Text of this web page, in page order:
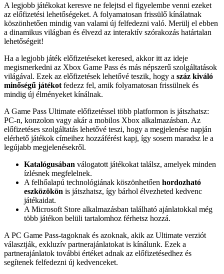
A legjobb játékokat keresve ne felejtsd el figyelembe venni ezeket
az előfizetési lehetőségeket. A folyamatosan frissülő kínálatnak
köszönhetően mindig van valami új felfedezni való. Merülj el ebben
a dinamikus világban és élvezd az interaktív szórakozás határtalan
lehetőségeit!
Ha a legjobb játék előfizetéseket keresed, akkor itt az ideje
megismerkedni az Xbox Game Pass és más népszerű szolgáltatások
világával. Ezek az előfizetések lehetővé teszik, hogy a száz kiváló
minőségű játékot fedezz fel, amik folyamatosan frissülnek és
mindig új élményeket kínálnak.
A Game Pass Ultimate előfizetéssel több platformon is játszhatsz:
PC-n, konzolon vagy akár a mobilos Xbox alkalmazásban. Az
előfizetéses szolgáltatás lehetővé teszi, hogy a megjelenése napján
elérhető játékok címeihez hozzáférést kapj, így sosem maradsz le a
legújabb megjelenésekről.
Katalógusában válogatott játékokat találsz, amelyek minden
ízlésnek megfelelnek.
A felhőalapú technológiának köszönhetően hordozható
eszközökön is játszhatsz, így bárhol élvezheted kedvenc
játékaidat.
A Microsoft Store alkalmazásban található ajánlatokkal még
több játékon belüli tartalomhoz férhetsz hozzá.
A PC Game Pass-tagoknak és azoknak, akik az Ultimate verziót
választják, exkluzív partnerajánlatokat is kínálunk. Ezek a
partnerajánlatok további értéket adnak az előfizetésedhez és
segítenek felfedezni új kedvenceket.